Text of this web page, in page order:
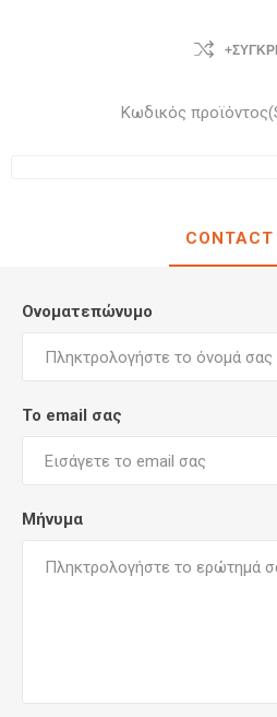
Κωδικός
CONTACT
Ονοματεπώνυμο
Το email σας
Μήνυμα